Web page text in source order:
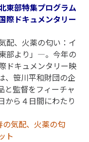
東部特集プログラム
際ドキュメンタリー
配、火薬の匂い：イ
部より」―。今年の
ドキュメンタリー映
、笹川平和財団の企
と監督をフィーチャ
から４日間にわたり
の気配、火薬の匂
ト